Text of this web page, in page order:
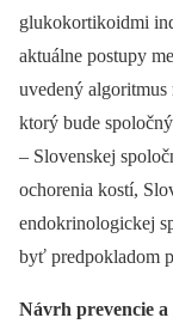
glukokortikoidmi
aktuálne postupy
uvedený
ktorý bude
–⁠ Slovenskej
ochorenia kostí,
endokrinologickej
byť predpokladom
Návrh prevencie a